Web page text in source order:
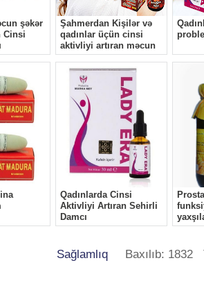
Sağlamlıq Baxılıb: 1832